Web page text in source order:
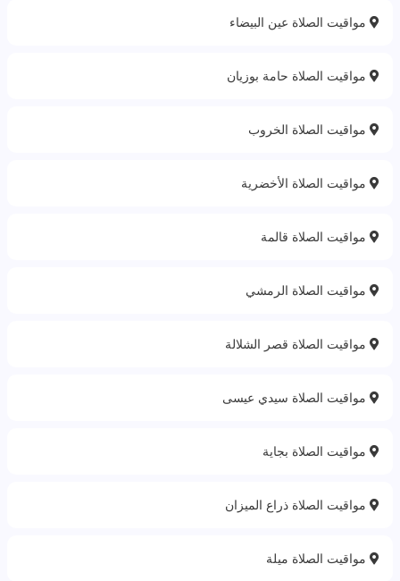
مواقيت الصلاة عين البيضاء
مواقيت الصلاة حامة بوزيان
مواقيت الصلاة الخروب
مواقيت الصلاة الأخضرية
مواقيت الصلاة قالمة
مواقيت الصلاة الرمشي
مواقيت الصلاة قصر الشلالة
مواقيت الصلاة سيدي عيسى
مواقيت الصلاة بجاية
مواقيت الصلاة ذراع الميزان
مواقيت الصلاة ميلة